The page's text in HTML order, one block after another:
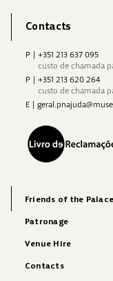
Contacts
P
+351 213 637 095
custo de chamada
P
+351 213 620 264
custo de chamada
E
Friends of the Palace
Patronage
Venue Hire
Contacts